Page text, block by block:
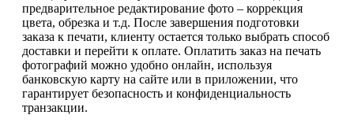
предварительное редактирование фото – коррекция
цвета, обрезка и т.д. После завершения подготовки
заказа к печати, клиенту остается только выбрать способ
доставки и перейти к оплате. Оплатить заказ на печать
фотографий можно удобно онлайн, используя
банковскую карту на сайте или в приложении, что
гарантирует безопасность и конфиденциальность
транзакции.